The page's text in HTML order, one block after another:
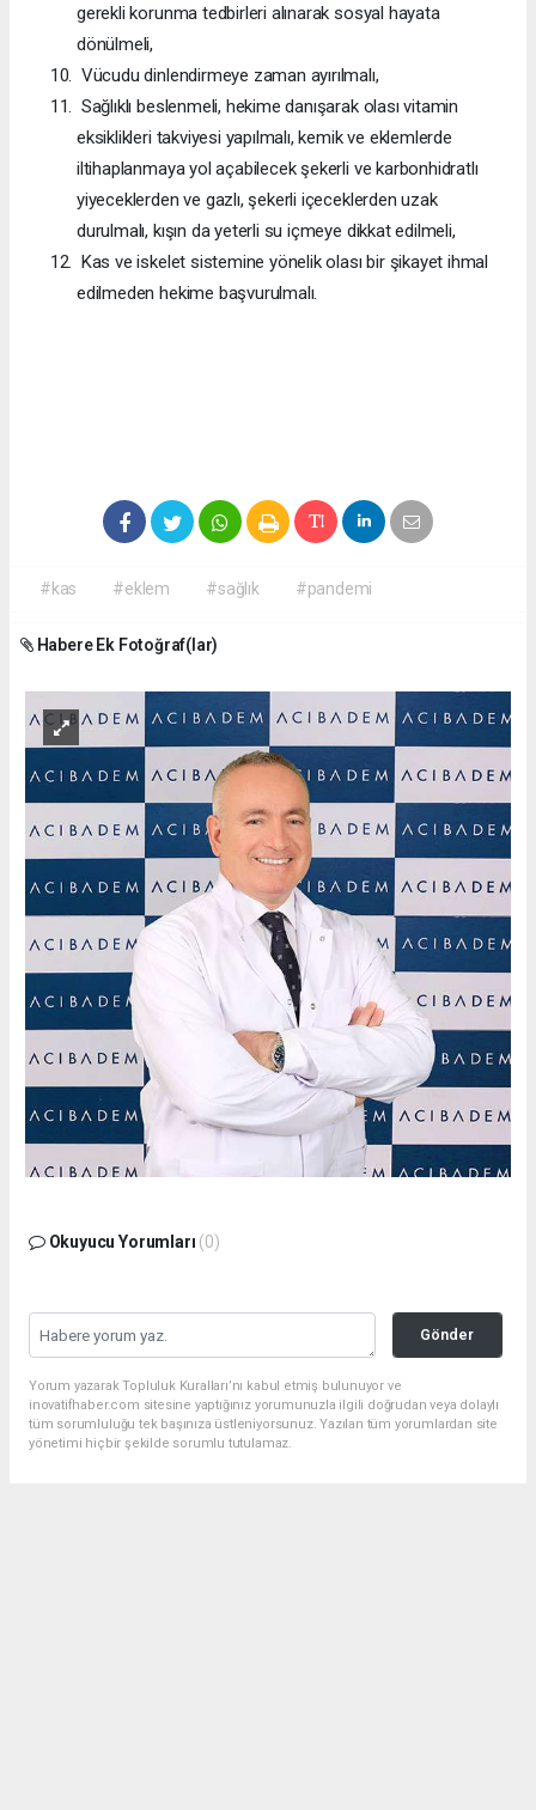
gerekli korunma tedbirleri alınarak sosyal hayata
dönülmeli,
Vücudu dinlendirmeye zaman ayırılmalı,
Sağlıklı beslenmeli, hekime danışarak olası vitamin
eksiklikleri takviyesi yapılmalı, kemik ve eklemlerde
iltihaplanmaya yol açabilecek şekerli ve karbonhidratlı
yiyeceklerden ve gazlı, şekerli içeceklerden uzak
durulmalı, kışın da yeterli su içmeye dikkat edilmeli,
Kas ve iskelet sistemine yönelik olası bir şikayet ihmal
edilmeden hekime başvurulmalı.
#kas #eklem #sağlık #pandemi
Habere Ek Fotoğraf(lar)
Okuyucu Yorumları (0)
Gönder
Yorum yazarak Topluluk Kuralları’nı kabul etmiş bulunuyor ve
inovatifhaber.com sitesine yaptığınız yorumunuzla ilgili doğrudan veya dolaylı
tüm sorumluluğu tek başınıza üstleniyorsunuz. Yazılan tüm yorumlardan site
yönetimi hiçbir şekilde sorumlu tutulamaz.